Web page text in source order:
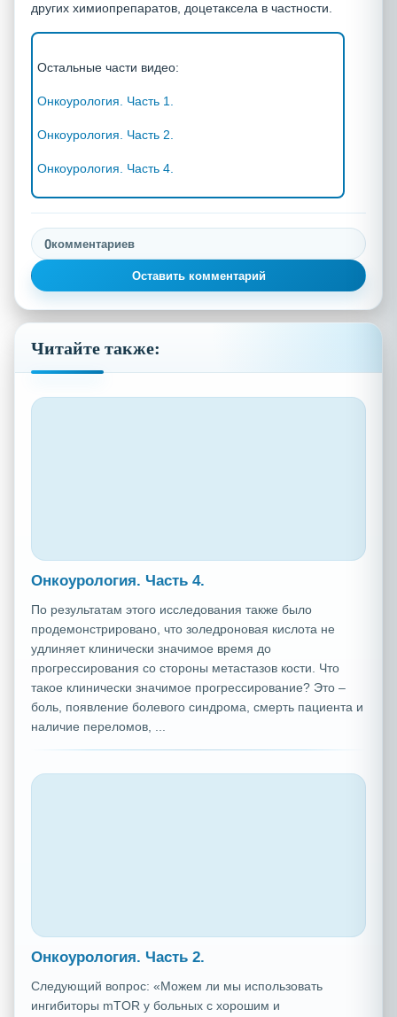
других химиопрепаратов, доцетаксела в частности.
Остальные части видео:
Онкоурология. Часть 1.
Онкоурология. Часть 2.
Онкоурология. Часть 4.
0комментариев
Оставить комментарий
Читайте также:
Онкоурология. Часть 4.
По результатам этого исследования также было
продемонстрировано, что золедроновая кислота не
удлиняет клинически значимое время до
прогрессирования со стороны метастазов кости. Что
такое клинически значимое прогрессирование? Это –
боль, появление болевого синдрома, смерть пациента и
наличие переломов, ...
Онкоурология. Часть 2.
Следующий вопрос: «Можем ли мы использовать
ингибиторы mTOR у больных с хорошим и